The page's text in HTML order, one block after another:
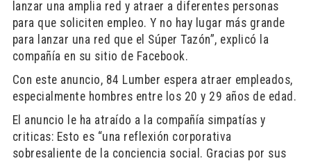
lanzar una amplia red y atraer a diferentes personas
para que soliciten empleo. Y no hay lugar más grande
para lanzar una red que el Súper Tazón”, explicó la
compañía en su sitio de Facebook.
Con este anuncio, 84 Lumber espera atraer empleados,
especialmente hombres entre los 20 y 29 años de edad.
El anuncio le ha atraído a la compañía simpatías y
criticas: Esto es “una reflexión corporativa
sobresaliente de la conciencia social. Gracias por sus